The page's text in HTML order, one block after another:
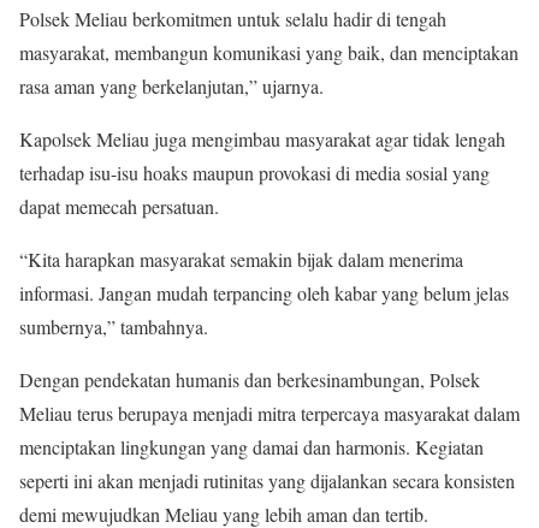
Polsek Meliau berkomitmen untuk selalu hadir di tengah
masyarakat, membangun komunikasi yang baik, dan menciptakan
rasa aman yang berkelanjutan,” ujarnya.
Kapolsek Meliau juga mengimbau masyarakat agar tidak lengah
terhadap isu-isu hoaks maupun provokasi di media sosial yang
dapat memecah persatuan.
“Kita harapkan masyarakat semakin bijak dalam menerima
informasi. Jangan mudah terpancing oleh kabar yang belum jelas
sumbernya,” tambahnya.
Dengan pendekatan humanis dan berkesinambungan, Polsek
Meliau terus berupaya menjadi mitra terpercaya masyarakat dalam
menciptakan lingkungan yang damai dan harmonis. Kegiatan
seperti ini akan menjadi rutinitas yang dijalankan secara konsisten
demi mewujudkan Meliau yang lebih aman dan tertib.